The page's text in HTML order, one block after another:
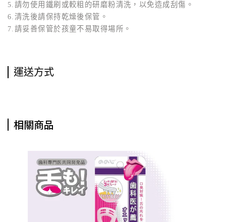
5.請勿使用鐵刷或較粗的研磨粉清洗，以免造成刮傷。
6.清洗後請保持乾燥後保管。
7.請妥善保管於孩童不易取得場所。
運送方式
相關商品